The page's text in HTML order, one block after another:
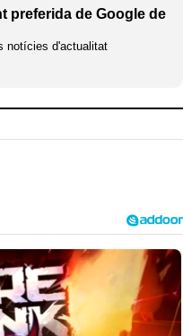
preferida de Google de
notícies d'actualitat